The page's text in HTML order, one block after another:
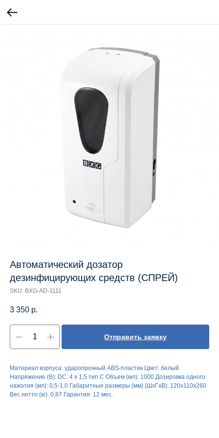
Автоматический дозатор
дезинфицирующих средств (СПРЕЙ)
SKU: BXG-AD-1111
3 350 р.
Отправить заявку
Материал корпуса: ударопрочный ABS-пластик Цвет: белый
Напряжение (В): DC: 4 х 1,5 тип С Объем (мл): 1000 Дозировка одного
нажатия (мл): 0,5-1,0 Габаритные размеры (мм) (ШхГхВ): 120х110х260
Вес нетто (кг): 0,87 Гарантия: 12 мес.